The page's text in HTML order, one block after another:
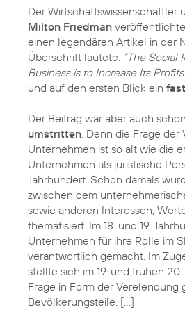
Der Wirtschaftswissenschaftler
Milton Friedman
einen legendären Artikel in der
Überschrift lautete: “The Social
Business is to Increase Its
und auf den ersten Blick ein
Der Beitrag war aber auch
umstritten. Denn die Frage
Unternehmen ist so alt wie die
Unternehmen als juristische
Jahrhundert. Schon damals
zwischen dem
sowie anderen Interessen,
thematisiert. Im 18. und 19.
Unternehmen für ihre Rolle im
verantwortlich gemacht. Im
stellte sich im 19. und frühen
Frage in Form der Verelendung
Bevölkerungsteile. […]